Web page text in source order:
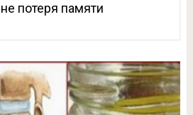
потеря памяти